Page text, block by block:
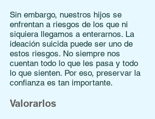
Sin embargo, nuestros hijos se
enfrentan a riesgos de los que ni
siquiera llegamos a enterarnos. La
ideación suicida puede ser uno de
estos riesgos. No siempre nos
cuentan todo lo que les pasa y todo
lo que sienten. Por eso, preservar la
confianza es tan importante.
Valorarlos